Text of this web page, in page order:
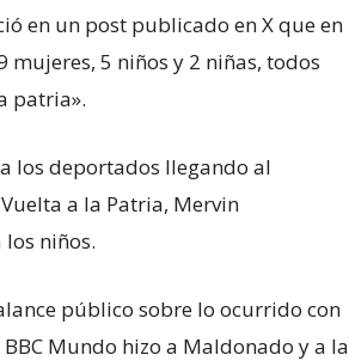
en un post publicado en X que en
mujeres, 5 niños y 2 niñas, todos
patria».
los deportados llegando al
a la Patria, Mervin
niños.
público sobre lo ocurrido con
Mundo hizo a Maldonado y a la